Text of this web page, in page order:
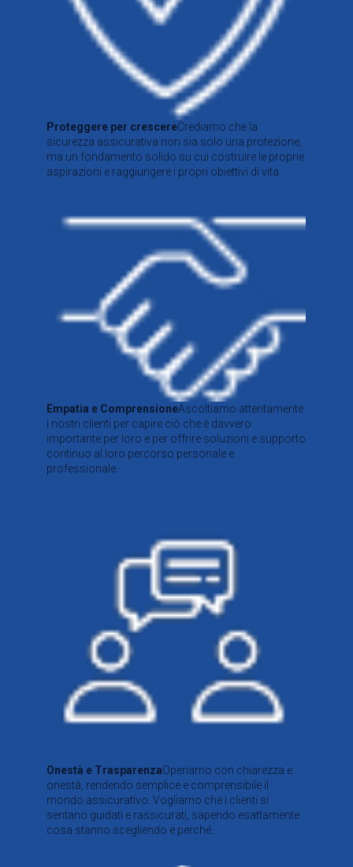
Proteggere per crescereCrediamo che la
sicurezza assicurativa non sia solo una protezione,
ma un fondamento solido su cui costruire le proprie
aspirazioni e raggiungere i propri obiettivi di vita.
Empatia e ComprensioneAscoltiamo attentamente
i nostri clienti per capire ciò che è davvero
importante per loro e per offrire soluzioni e supporto
continuo al loro percorso personale e
professionale.
Onestà e TrasparenzaOperiamo con chiarezza e
onestà, rendendo semplice e comprensibile il
mondo assicurativo. Vogliamo che i clienti si
sentano guidati e rassicurati, sapendo esattamente
cosa stanno scegliendo e perché.